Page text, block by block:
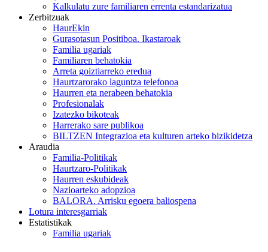
Kalkulatu zure familiaren errenta estandarizatua
Zerbitzuak
HaurEkin
Gurasotasun Positiboa. Ikastaroak
Familia ugariak
Familiaren behatokia
Arreta goiztiarreko eredua
Haurtzarorako laguntza telefonoa
Haurren eta nerabeen behatokia
Profesionalak
Izatezko bikoteak
Harrerako sare publikoa
BILTZEN Integrazioa eta kulturen arteko bizikidetza
Araudia
Familia-Politikak
Haurtzaro-Politikak
Haurren eskubideak
Nazioarteko adopzioa
BALORA. Arrisku egoera baliospena
Lotura interesgarriak
Estatistikak
Familia ugariak